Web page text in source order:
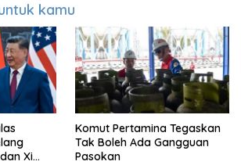
kamu
Xi
Komut Pertamina Tegaskan
Tak Boleh Ada Gangguan
Pasokan